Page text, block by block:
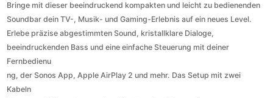
Bringe mit dieser beeindruckend kompakten und leicht zu bedienenden
Soundbar dein TV-, Musik- und Gaming-Erlebnis auf ein neues Level.
Erlebe präzise abgestimmten Sound, kristallklare Dialoge,
beeindruckenden Bass und eine einfache Steuerung mit deiner
Fernbedienu
ng, der Sonos App, Apple AirPlay 2 und mehr. Das Setup mit zwei
Kabeln